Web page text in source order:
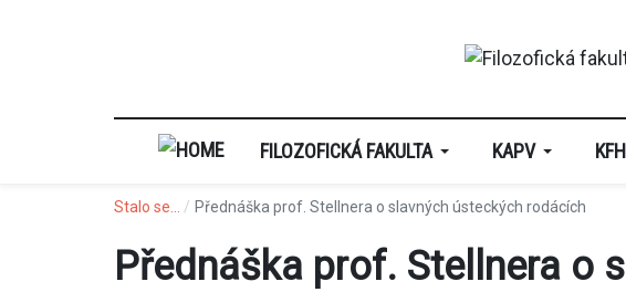
FILOZOFICKÁ FAKULTA KAPV
Stalo se... Přednáška prof. Stellnera o slavných ústeckých rodácích
Přednáška prof. Stellnera o